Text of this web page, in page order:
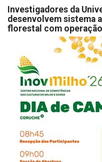
Investigadores da
desenvolvem sistema
florestal com